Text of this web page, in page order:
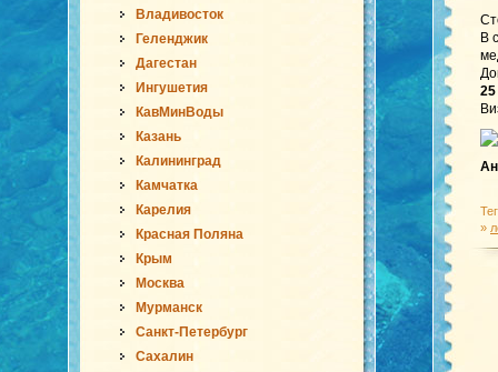
Владивосток
Геленджик
Дагестан
Ингушетия
КавМинВоды
Казань
Калининград
Камчатка
Карелия
Красная Поляна
Крым
Москва
Мурманск
Санкт-Петербург
Сахалин
В
25
»